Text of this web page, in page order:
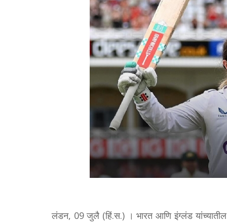
लंडन, 09 जुलै (हिं.स.) । भारत आणि इंग्लंड यांच्यातील